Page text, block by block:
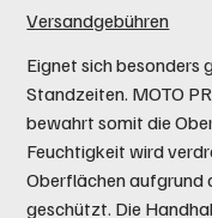
Versandgebühren
Eignet sich besonders
Standzeiten. MOTO
bewahrt somit die
Feuchtigkeit wird
Oberflächen aufgrund
geschützt. Die